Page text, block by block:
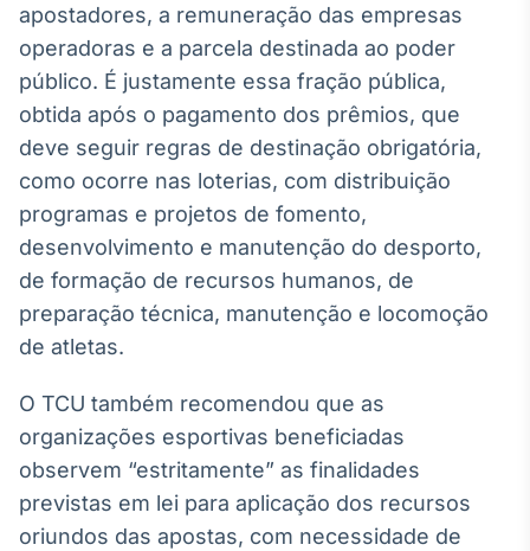
Broadcast
Widgets
Componentes
para conteúdos e
funcionalidades
Broadcast
Wallboard
dados para
Broadcast
Curadoria
Curadoria de
conteúdos
noticiosos
Soluções de
apostadores, a remuneração das empresas
operadoras e a parcela destinada ao poder
público. É justamente essa fração pública,
obtida após o pagamento dos prêmios, que
deve seguir regras de destinação obrigatória,
como ocorre nas loterias, com distribuição
programas e projetos de fomento,
desenvolvimento e manutenção do desporto,
de formação de recursos humanos, de
preparação técnica, manutenção e locomoção
de atletas.
O TCU também recomendou que as
organizações esportivas beneficiadas
observem “estritamente” as finalidades
previstas em lei para aplicação dos recursos
oriundos das apostas, com necessidade de